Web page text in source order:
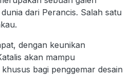
dari Perancis. Salah satu
dengan keunikan
akan mampu
bagi penggemar desain